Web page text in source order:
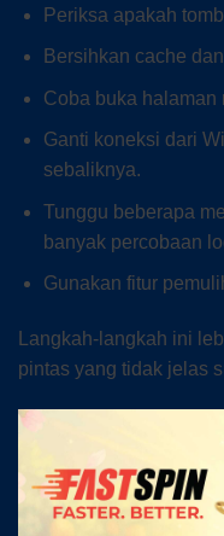
Periksa apakah
Bersihkan cache
Coba buka halaman
Ganti koneksi dari
sebaliknya.
Tunggu beberapa
banyak percobaan
Gunakan fitur
Langkah-langkah ini
pintas yang tidak jelas